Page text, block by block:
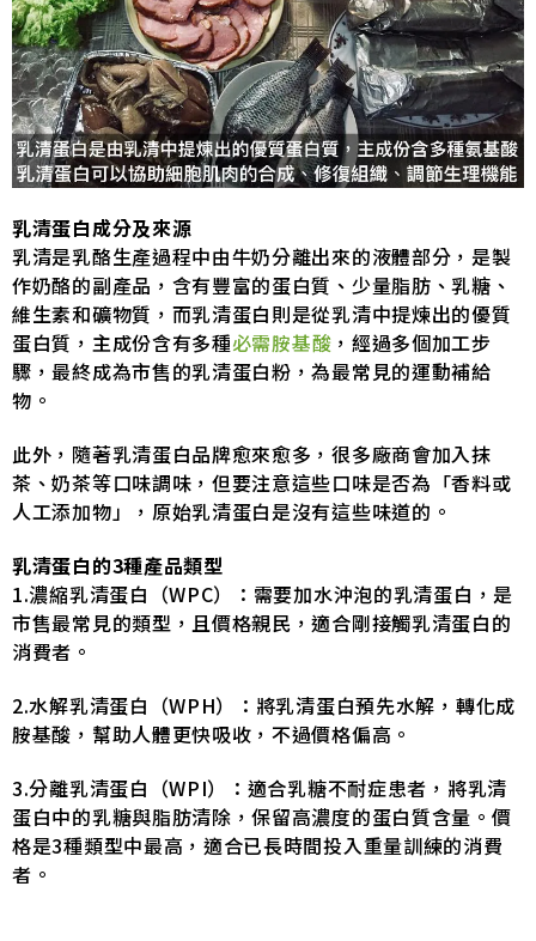
乳清蛋白成分及來源
乳清是乳酪生產過程中由牛奶分離出來的液體部分，是製
作奶酪的副產品，含有豐富的蛋白質、少量脂肪、乳糖、
維生素和礦物質，而乳清蛋白則是從乳清中提煉出的優質
蛋白質，主成份含有多種必需胺基酸 ，經過多個加工步
驟，最終成為市售的乳清蛋白粉，為最常見的運動補給
物。
此外，隨著乳清蛋白品牌愈來愈多，很多廠商會加入抹
茶、奶茶等口味調味，但要注意這些口味是否為「香料或
人工添加物」，原始乳清蛋白是沒有這些味道的。
乳清蛋白的3種產品類型
1.濃縮乳清蛋白（WPC）：需要加水沖泡的乳清蛋白，是
市售最常見的類型，且價格親民，適合剛接觸乳清蛋白的
消費者。
2.水解乳清蛋白（WPH）：將乳清蛋白預先水解，轉化成
胺基酸，幫助人體更快吸收，不過價格偏高。
3.分離乳清蛋白（WPI）：適合乳糖不耐症患者，將乳清
蛋白中的乳糖與脂肪清除，保留高濃度的蛋白質含量。價
格是3種類型中最高，適合已長時間投入重量訓練的消費
者。